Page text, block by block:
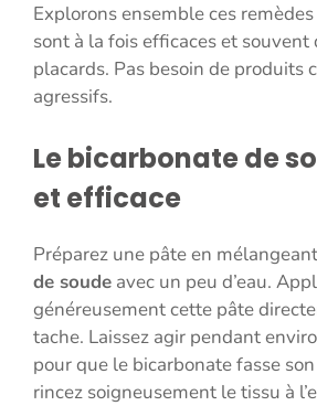
Explorons ensemble ces
sont à la fois efficaces et souvent
placards. Pas besoin de produits
agressifs.
Le bicarbonate de
et efficace
Préparez une pâte en
de soude avec un peu d’eau.
généreusement cette pâte
tache. Laissez agir pendant
pour que le bicarbonate fasse
rincez soigneusement le tissu à